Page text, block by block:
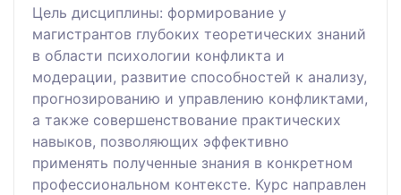
Цель дисциплины: формирование у
магистрантов глубоких теоретических знаний
в области психологии конфликта и
модерации, развитие способностей к анализу,
прогнозированию и управлению конфликтами,
а также совершенствование практических
навыков, позволяющих эффективно
применять полученные знания в конкретном
профессиональном контексте. Курс направлен